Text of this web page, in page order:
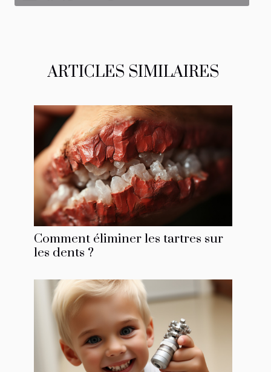
ARTICLES SIMILAIRES
Comment éliminer les tartres sur
les dents ?